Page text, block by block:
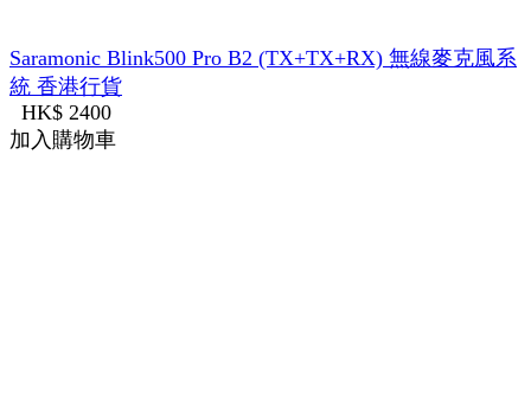
Saramonic Blink500 Pro B2 (TX+TX+RX) 無線麥克風系
統 香港行貨
HK$ 2400
加入購物車